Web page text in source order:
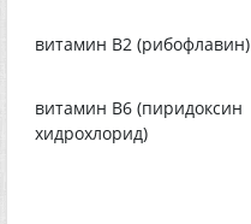
витамин В2 (рибофлавин)
витамин B6 (пиридоксин
хидрохлорид)